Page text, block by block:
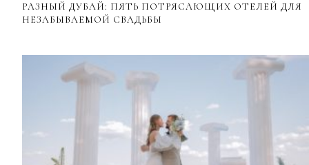
РАЗНЫЙ ДУБАЙ: ПЯТЬ ПОТРЯСАЮЩИХ ОТЕЛЕЙ ДЛЯ
НЕЗАБЫВАЕМОЙ СВАДЬБЫ